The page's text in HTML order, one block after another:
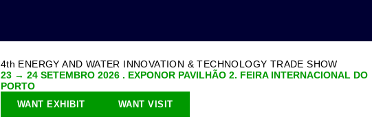
4th ENERGY AND WATER INNOVATION & TECHNOLOGY TRADE SHOW
23 → 24 SETEMBRO 2026 . EXPONOR PAVILHÃO 2. FEIRA INTERNACIONAL DO
PORTO
WANT EXHIBIT WANT VISIT